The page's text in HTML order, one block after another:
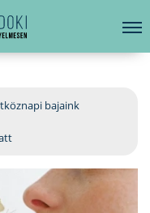
bajaink